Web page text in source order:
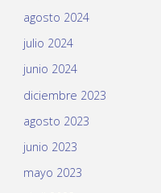
agosto 2024
julio 2024
junio 2024
diciembre 2023
agosto 2023
junio 2023
mayo 2023